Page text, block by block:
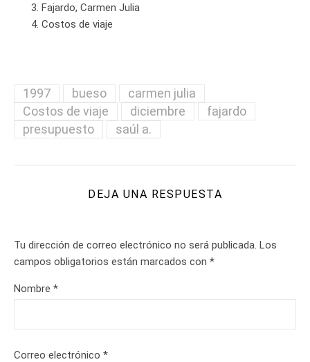
Fajardo, Carmen Julia
Costos de viaje
1997 bueso
carmen julia
Costos de viaje
diciembre
fajardo
presupuesto
saúl a.
DEJA UNA RESPUESTA
Tu dirección de correo electrónico no será publicada. Los
campos obligatorios están marcados con *
Nombre *
Correo electrónico *